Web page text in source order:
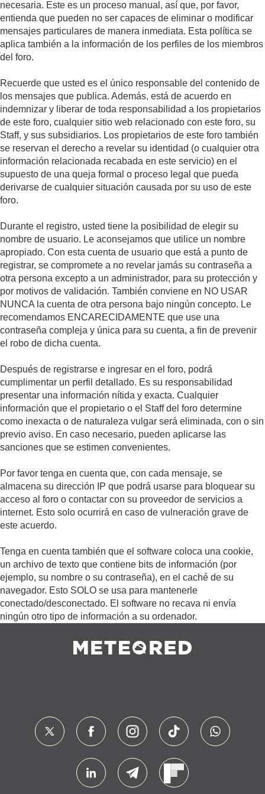
necesaria. Este es un proceso manual, así que, por favor,
entienda que pueden no ser capaces de eliminar o modificar
mensajes particulares de manera inmediata. Esta política se
aplica también a la información de los perfiles de los miembros
del foro.
Recuerde que usted es el único responsable del contenido de
los mensajes que publica. Además, está de acuerdo en
indemnizar y liberar de toda responsabilidad a los propietarios
de este foro, cualquier sitio web relacionado con este foro, su
Staff, y sus subsidiarios. Los propietarios de este foro también
se reservan el derecho a revelar su identidad (o cualquier otra
información relacionada recabada en este servicio) en el
supuesto de una queja formal o proceso legal que pueda
derivarse de cualquier situación causada por su uso de este
foro.
Durante el registro, usted tiene la posibilidad de elegir su
nombre de usuario. Le aconsejamos que utilice un nombre
apropiado. Con esta cuenta de usuario que está a punto de
registrar, se compromete a no revelar jamás su contraseña a
otra persona excepto a un administrador, para su protección y
por motivos de validación. También conviene en NO USAR
NUNCA la cuenta de otra persona bajo ningún concepto. Le
recomendamos ENCARECIDAMENTE que use una
contraseña compleja y única para su cuenta, a fin de prevenir
el robo de dicha cuenta.
Después de registrarse e ingresar en el foro, podrá
cumplimentar un perfil detallado. Es su responsabilidad
presentar una información nítida y exacta. Cualquier
información que el propietario o el Staff del foro determine
como inexacta o de naturaleza vulgar será eliminada, con o sin
previo aviso. En caso necesario, pueden aplicarse las
sanciones que se estimen convenientes.
Por favor tenga en cuenta que, con cada mensaje, se
almacena su dirección IP que podrá usarse para bloquear su
acceso al foro o contactar con su proveedor de servicios a
internet. Esto solo ocurrirá en caso de vulneración grave de
este acuerdo.
Tenga en cuenta también que el software coloca una cookie,
un archivo de texto que contiene bits de información (por
ejemplo, su nombre o su contraseña), en el caché de su
navegador. Esto SOLO se usa para mantenerle
conectado/desconectado. El software no recava ni envía
ningún otro tipo de información a su ordenador.